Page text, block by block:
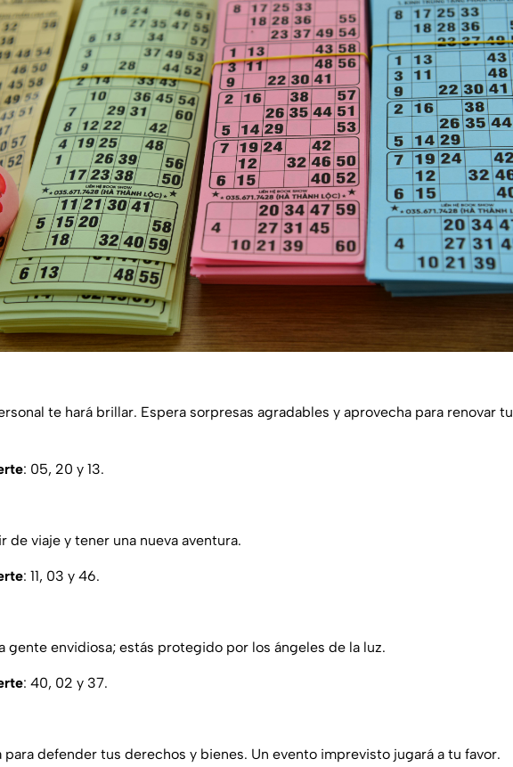
te hará brillar. Espera sorpresas agradables y aprovecha para renovar tu
: 05, 20 y 13.
de viaje y tener una nueva aventura.
: 11, 03 y 46.
gente envidiosa; estás protegido por los ángeles de la luz.
: 40, 02 y 37.
defender tus derechos y bienes. Un evento imprevisto jugará a tu favor.